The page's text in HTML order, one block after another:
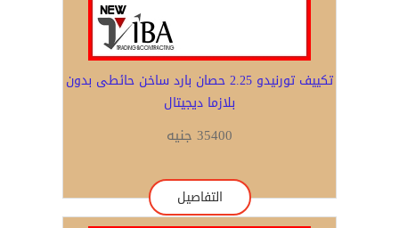
تكييف تورنيدو 2.25 حصان بارد ساخن حائطى بدون
بلازما ديجيتال
35400 جنيه
التفاصيل